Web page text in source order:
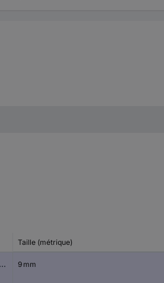
Taille (métrique)
kwb 470109 Clé polygonale 1 pièce Ouverture de clé (métrique) 9 mm 9 mm